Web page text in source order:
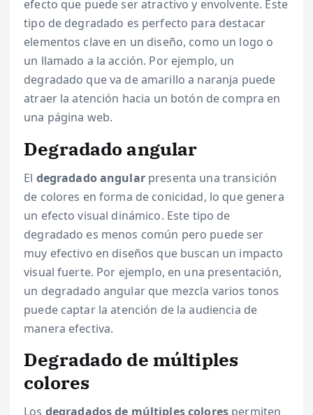
efecto que puede ser atractivo y envolvente. Este
tipo de degradado es perfecto para destacar
elementos clave en un diseño, como un logo o
un llamado a la acción. Por ejemplo, un
degradado que va de amarillo a naranja puede
atraer la atención hacia un botón de compra en
una página web.
Degradado angular
El degradado angularpresenta una transición
de colores en forma de conicidad, lo que genera
un efecto visual dinámico. Este tipo de
degradado es menos común pero puede ser
muy efectivo en diseños que buscan un impacto
visual fuerte. Por ejemplo, en una presentación,
un degradado angular que mezcla varios tonos
puede captar la atención de la audiencia de
manera efectiva.
Degradado de múltiples
colores
Los degradados de múltiples colores permiten